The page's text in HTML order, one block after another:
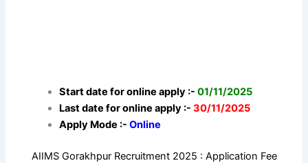
Start date for online apply :- 01/11/2025
Last date for online apply :- 30/11/2025
Apply Mode :- Online
AIIMS Gorakhpur Recruitment 2025 : Application Fee